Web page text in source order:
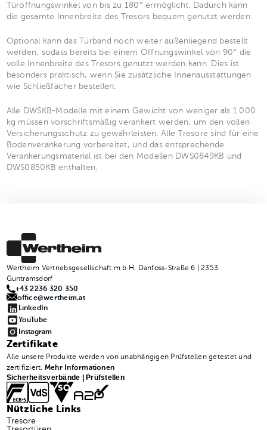
Türöffnungswinkel von bis zu 180° ermöglicht. Dadurch kann
die gesamte Innenbreite des Tresors bequem genutzt werden.
Optional kann das Türband noch weiter außenliegend bestellt
werden, sodass bereits bei einem Öffnungswinkel von 90° die
volle Innenbreite des Tresors genutzt werden kann. Dies ist
besonders praktisch, wenn Sie zusätzliche Innenausstattungen
wie Schließfächer bestellen.
Alle DWSKB-Modelle mit einem Gewicht von weniger als 1.000
kg müssen vorschriftsmäßig verankert werden, um den vollen
Versicherungsschutz zu gewährleisten. Alle Tresore sind für eine
Bodenverankerung vorbereitet, und das entsprechende
Verankerungsmaterial ist bei den Modellen DWS0849KB und
DWS0850KB enthalten.
Wertheim Vertriebsgesellschaft m.b.H. Danfoss-Straße 6 | 2353
Guntramsdorf
+43 2236 320 350
office@wertheim.at
LinkedIn
YouTube
Instagram
Zertifikate
Alle unsere Produkte werden von unabhängigen Prüfstellen getestet und
zertifiziert. Mehr Informationen
Sicherheitsverbände | Prüfstellen
Nützliche Links
Tresore